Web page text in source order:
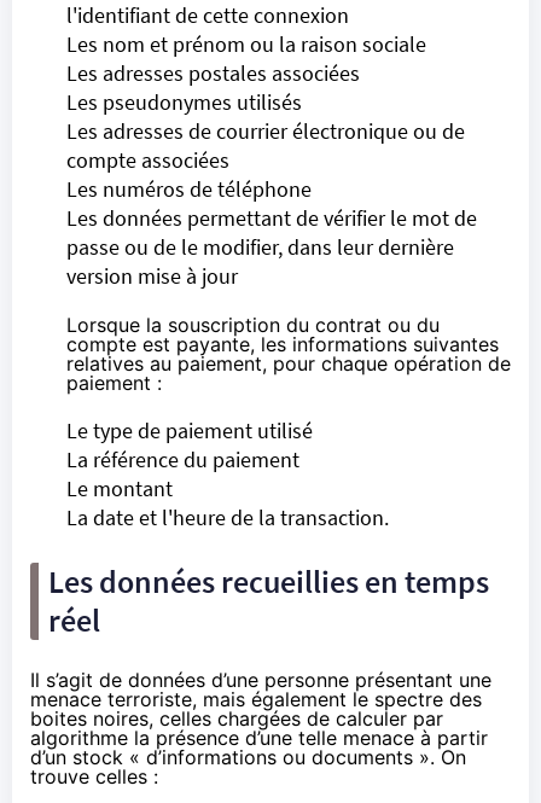
l'identifiant de cette connexion
Les nom et prénom ou la raison sociale
Les adresses postales associées
Les pseudonymes utilisés
Les adresses de courrier électronique ou de
compte associées
Les numéros de téléphone
Les données permettant de vérifier le mot de
passe ou de le modifier, dans leur dernière
version mise à jour
Lorsque la souscription du contrat ou du
compte est payante, les informations suivantes
relatives au paiement, pour chaque opération de
paiement :
Le type de paiement utilisé
La référence du paiement
Le montant
La date et l'heure de la transaction.
Les données recueillies en temps
réel
Il s’agit de données d’une personne présentant une
menace terroriste, mais également le spectre des
boites noires, celles chargées de calculer par
algorithme la présence d’une telle menace à partir
d’un stock « d’informations ou documents ». On
trouve celles :